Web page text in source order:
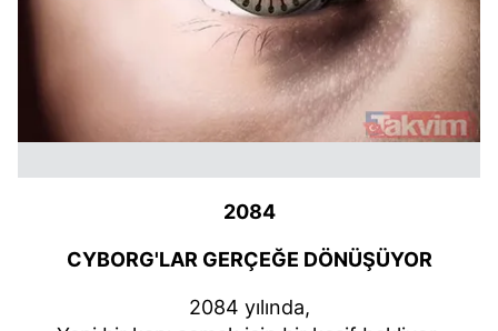
2084
CYBORG'LAR GERÇEĞE DÖNÜŞÜYOR
2084 yılında,